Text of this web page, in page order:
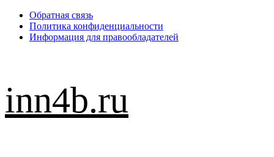
Перейти
содержимому
Обратная связь
Политика конфиденциальности
Информация для правообладателей
inn4b.ru